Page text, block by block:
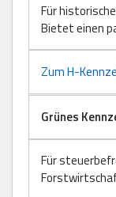
Für
Bietet einen
Zum H-
Grünes
Für